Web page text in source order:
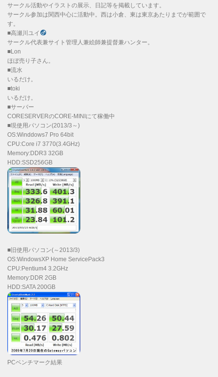
サークル活動やイラストの展示、日記等を掲載しています。
サークル参加は関西中心に活動中。西は小倉、東は東京あたりまでが範囲で
す。
■高瀬川ユイ
サークル代表兼サイト管理人兼絵師兼提督兼ハンター。
■Lon
ほぼ売り子さん。
■流水
いるだけ。
■toki
いるだけ。
■サーバー
CORESERVERのCORE-MINIにて稼働中
■現使用パソコン(2013/3～)
OS:Winddows7 Pro 64bit
CPU:Core i7 3770(3.4GHz)
Memory:DDR3 32GB
HDD:SSD256GB
■旧使用パソコン(～2013/3)
OS:WindowsXP Home ServicePack3
CPU:Pentium4 3.2GHz
Memory:DDR 2GB
HDD:SATA 200GB
PCベンチマーク結果